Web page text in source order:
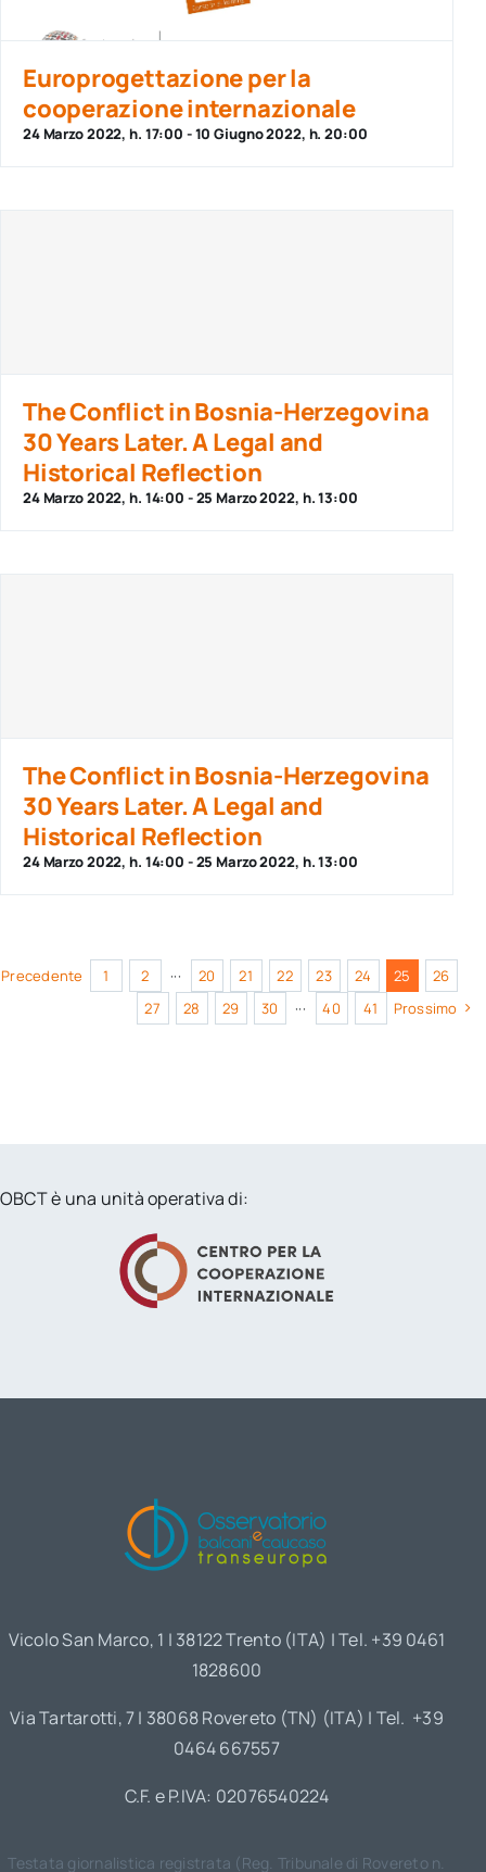
Europrogettazione per la
cooperazione internazionale
24 Marzo 2022, h. 17:00 -10 Giugno 2022, h. 20:00
The Conflict in Bosnia-Herzegovina
30 Years Later. A Legal and
Historical Reflection
24 Marzo 2022, h. 14:00 -25 Marzo 2022, h. 13:00
The Conflict in Bosnia-Herzegovina
30 Years Later. A Legal and
Historical Reflection
24 Marzo 2022, h. 14:00 -25 Marzo 2022, h. 13:00
Precedente 1 2 ··· 20 21 22 23 24 25
26
27
28 29 30 ··· 40 41 Prossimo
OBCT è una unità operativa di:
Vicolo San Marco, 1 | 38122 Trento (ITA) | Tel. +39 0461
1828600
Via Tartarotti, 7 | 38068 Rovereto (TN) (ITA) | Tel. +39
0464 667557
C.F. e P.IVA: 02076540224
Testata giornalistica registrata (Reg. Tribunale di Rovereto n.